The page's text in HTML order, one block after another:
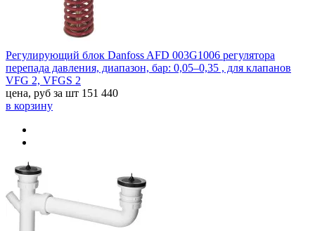
Регулирующий блок Danfoss AFD 003G1006 регулятора
перепада давления, диапазон, бар: 0,05–0,35 , для клапанов
VFG 2, VFGS 2
цена, руб за шт 151 440
в корзину